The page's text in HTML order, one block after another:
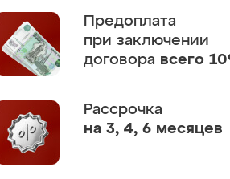
Предоплата
при заключении
договора всего
Рассрочка
на 3, 4, 6 месяцев